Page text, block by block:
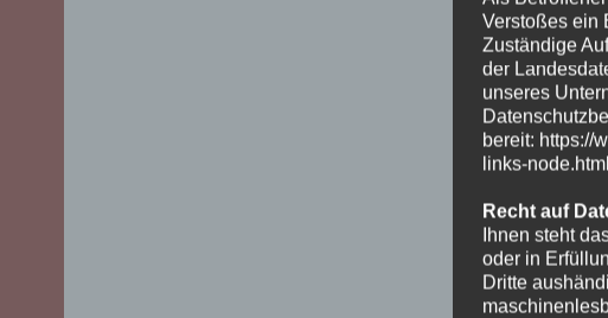
Verstoßes ein
Zuständige
der
unseres
bereit: https://
links-
Recht auf
Ihnen steht
oder in
Dritte